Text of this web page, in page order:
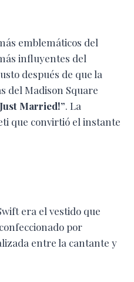
emblemáticos del
influyentes del
después de que la
del Madison Square
Married!”. La
que convirtió el instante
era el vestido que
por
entre la cantante y